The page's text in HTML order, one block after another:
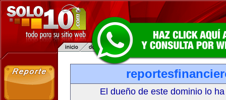
El dueño de este dominio lo